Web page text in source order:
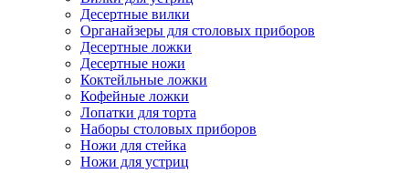
Десертные вилки
Органайзеры для столовых приборов
Десертные ложки
Десертные ножи
Коктейльные ложки
Кофейные ложки
Лопатки для торта
Наборы столовых приборов
Ножи для стейка
Ножи для устриц